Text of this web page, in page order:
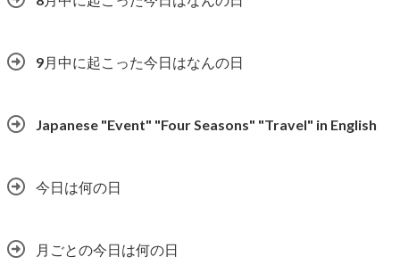
9月中に起こった今日はなんの日
Japanese "Event" "Four Seasons" "Travel" in English
今日は何の日
月ごとの今日は何の日